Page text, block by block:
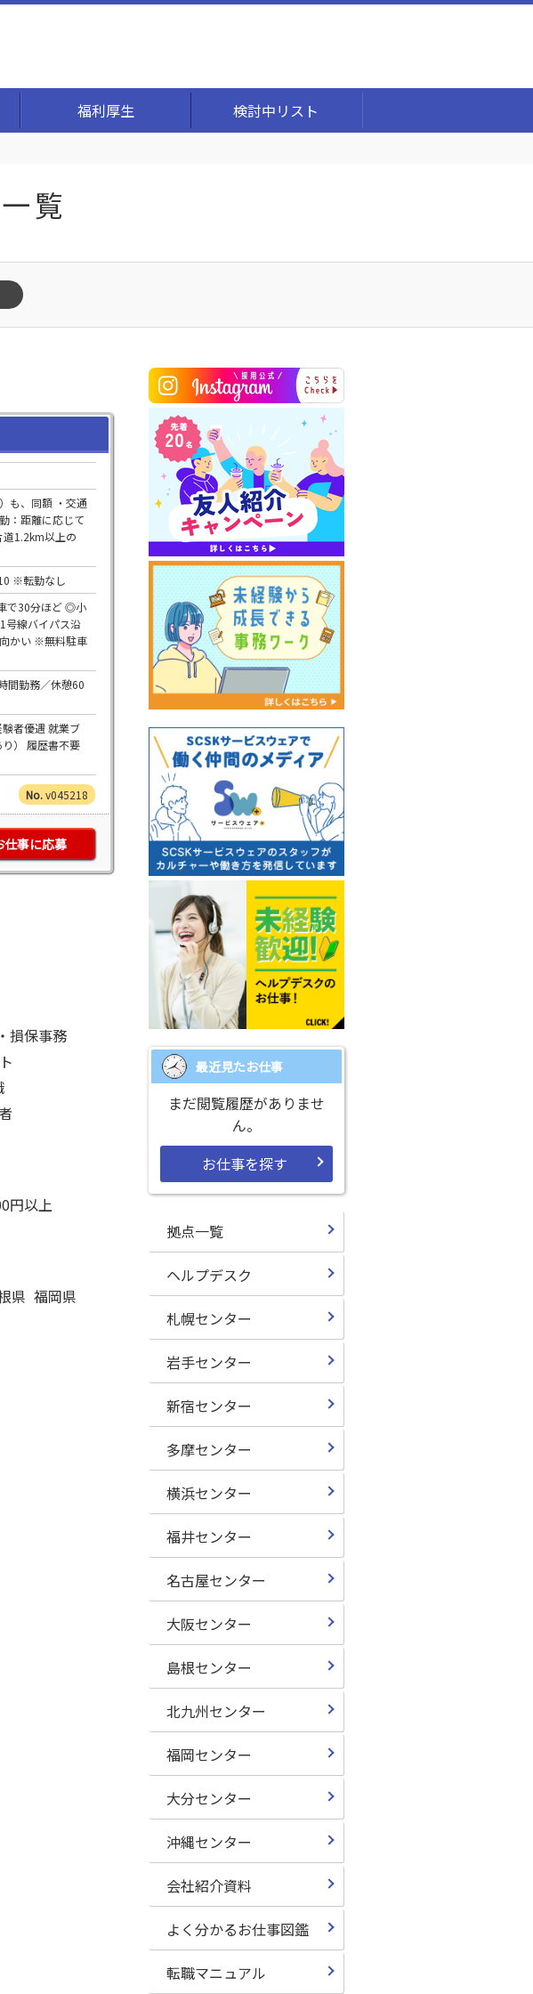
福利厚生 検討中リスト
覧
も、同額 ・交通
距離に応じて
1.2km以上の
※転勤なし
で30分ほど ◎小
号線バイパス沿
かい ※無料駐車
間勤務／休憩60
者優遇 就業ブ
） 履歴書不要
v045218
仕事に応募
損保事務
円以上
県 福岡県
最近見たお仕事
まだ閲覧履歴がありませ
ん。
お仕事を探す
拠点一覧
ヘルプデスク
札幌センター
岩手センター
新宿センター
多摩センター
横浜センター
福井センター
名古屋センター
大阪センター
島根センター
北九州センター
福岡センター
大分センター
沖縄センター
会社紹介資料
よく分かるお仕事図鑑
転職マニュアル